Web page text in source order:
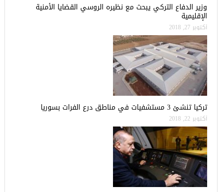
وزير الدفاع التركي يبحث مع نظيره الروسي القضايا الأمنية
الإقليمية
أكتوبر 27, 2018
تركيا تنشئ 3 مستشفيات في مناطق درع الفرات بسوريا
أكتوبر 22, 2018